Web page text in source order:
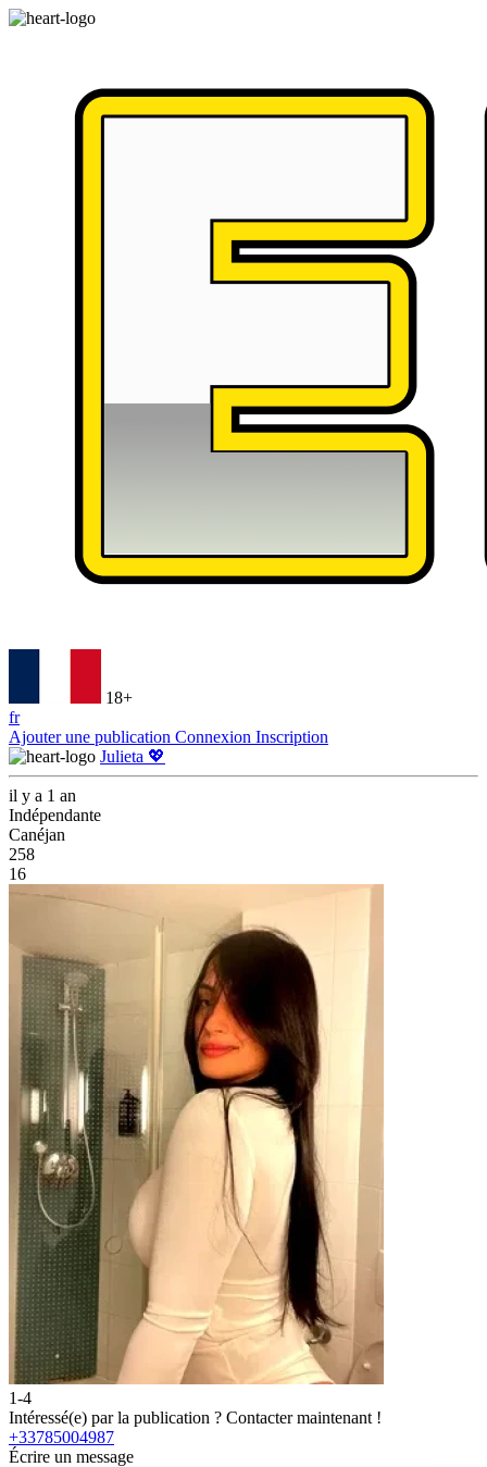
18+
fr
Ajouter une publication Connexion Inscription
Julieta 💖
il y a 1 an
Indépendante
Canéjan
258
16
1-4
Intéressé(e) par la publication ? Contacter maintenant !
+33785004987
Écrire un message